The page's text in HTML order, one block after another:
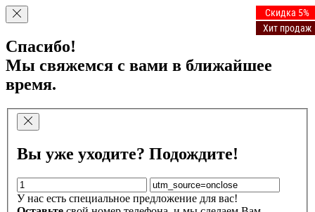
Спасибо!
Мы свяжемся с вами в ближайшее
время.
Вы уже уходите? Подождите!
У нас есть специальное предложение для вас!
Скидка 5%
Хит продаж
Скидка 5%
Хит продаж
Скидка 5%
Хит продаж
Скидка 5%
Хит продаж